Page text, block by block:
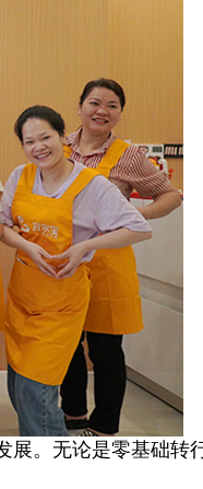
。无论是零基础转